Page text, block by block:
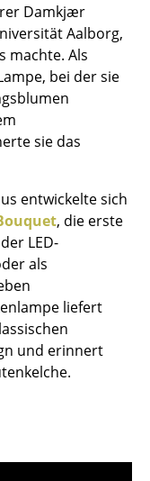
Damkjær
Aalborg,
machte. Als
bei der sie
sie das
entwickelte sich
, die erste
LED-
als
liefert
und erinnert